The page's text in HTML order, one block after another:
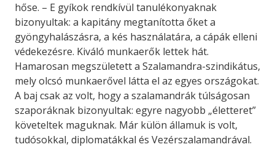
hőse. – E gyíkok rendkívül tanulékonyaknak
bizonyultak: a kapitány megtanította őket a
gyöngyhalászásra, a kés használatára, a cápák elleni
védekezésre. Kiváló munkaerők lettek hát.
Hamarosan megszületett a Szalamandra-szindikátus,
mely olcsó munkaerővel látta el az egyes országokat.
A baj csak az volt, hogy a szalamandrák túlságosan
szaporáknak bizonyultak: egyre nagyobb „életteret”
követeltek maguknak. Már külön államuk is volt,
tudósokkal, diplomatákkal és Vezérszalamandrával.